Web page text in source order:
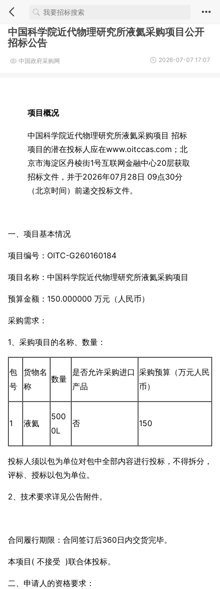
中国科学院近代物理研究所液氦采购项目公开
招标公告
中国政府采购网 2026-07-07 17:07
项目概况
中国科学院近代物理研究所液氦采购项目 招标
项目的潜在投标人应在www.oitccas.com；北
京市海淀区丹棱街1号互联网金融中心20层获取
招标文件，并于2026年07月28日 09点30分
（北京时间）前递交投标文件。
一、项目基本情况
项目编号：OITC-G260160184
项目名称：中国科学院近代物理研究所液氦采购项目
预算金额：150.000000 万元（人民币）
采购需求：
1、采购项目的名称、数量：
包
号
货物名
称
数量
是否允许采购进口
产品
采购预算（万元人民
币）
1 液氦
500
0L
否 150
投标人须以包为单位对包中全部内容进行投标，不得拆分，
评标、授标以包为单位。
2、技术要求详见公告附件。
合同履行期限：合同签订后360日内交货完毕。
本项目( 不接受 )联合体投标。
二、申请人的资格要求：